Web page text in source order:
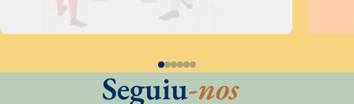
Seguiu-nos